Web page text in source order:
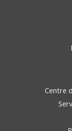
Centre